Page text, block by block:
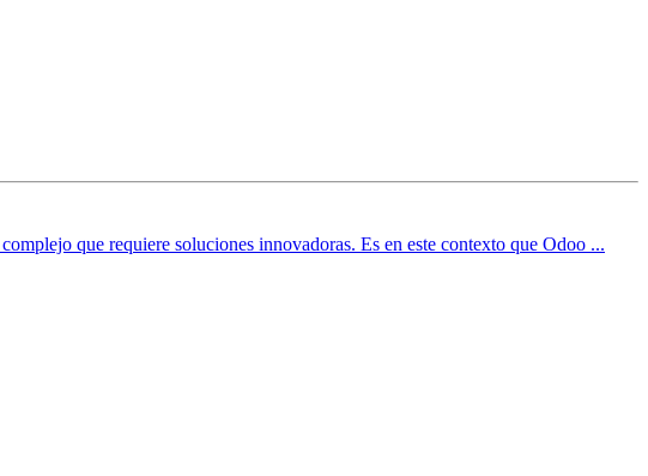
que requiere soluciones innovadoras. Es en este contexto que Odoo ...